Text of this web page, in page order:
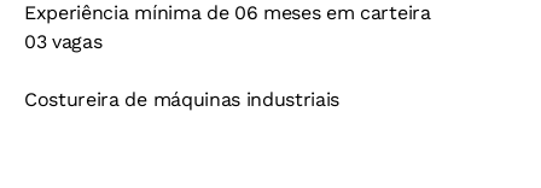
Experiência mínima de 06 meses em carteira
03 vagas
Costureira de máquinas industriais